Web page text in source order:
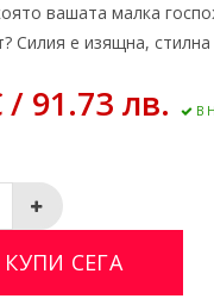
вашата малка
Силия е изящна, стилна
/ 91.73 лв. В
КУПИ СЕГА